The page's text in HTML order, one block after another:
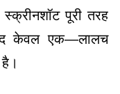
पूरी तरह
केवल एक—लालच